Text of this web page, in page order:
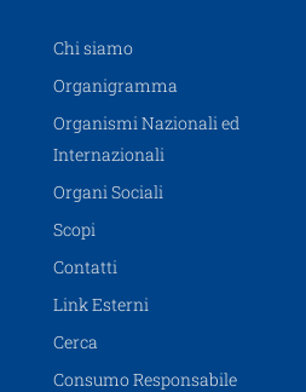
Chi siamo
Organigramma
Organismi Nazionali ed
Internazionali
Organi Sociali
Scopi
Contatti
Link Esterni
Cerca
Consumo Responsabile